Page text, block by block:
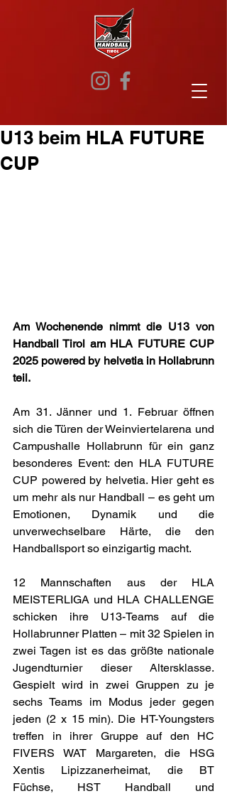
U13 beim HLA FUTURE
CUP
Am Wochenende nimmt die U13 von
Handball Tirol am HLA FUTURE CUP
2025 powered by helvetia in Hollabrunn
teil.
Am 31. Jänner und 1. Februar öffnen
sich die Türen der Weinviertelarena und
Campushalle Hollabrunn für ein ganz
besonderes Event: den HLA FUTURE
CUP powered by helvetia. Hier geht es
um mehr als nur Handball – es geht um
Emotionen, Dynamik und die
unverwechselbare Härte, die den
Handballsport so einzigartig macht.
12 Mannschaften aus der HLA
MEISTERLIGA und HLA CHALLENGE
schicken ihre U13-Teams auf die
Hollabrunner Platten – mit 32 Spielen in
zwei Tagen ist es das größte nationale
Gespielt wird in zwei Gruppen zu je
sechs Teams im Modus jeder gegen
jeden (2 x 15 min). Die HT-Youngsters
treffen in ihrer Gruppe auf den HC
FIVERS WAT Margareten, die HSG
Xentis Lipizzanerheimat, die BT
Füchse, HST Handball und